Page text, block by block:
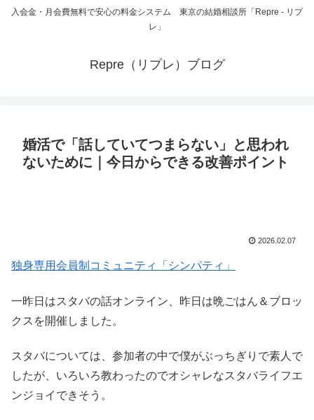
入会金・月会費無料で安心の料金システム 東京の結婚相談所「Repre - リプ
レ」
Repre（リプレ）ブログ
婚活で「話していてつまらない」と思われ
ないために｜今日からできる改善ポイント
2026.02.07
独身専用会員制コミュニティ「シンパティ」
一昨日はスタバの話オンライン、昨日は晩ごはん＆ブロッ
クスを開催しました。
スタバについては、参加者の中で僕がぶっちぎりで素人で
したが、いろいろ教わったのでオシャレなスタバライフエ
ンジョイできそう。